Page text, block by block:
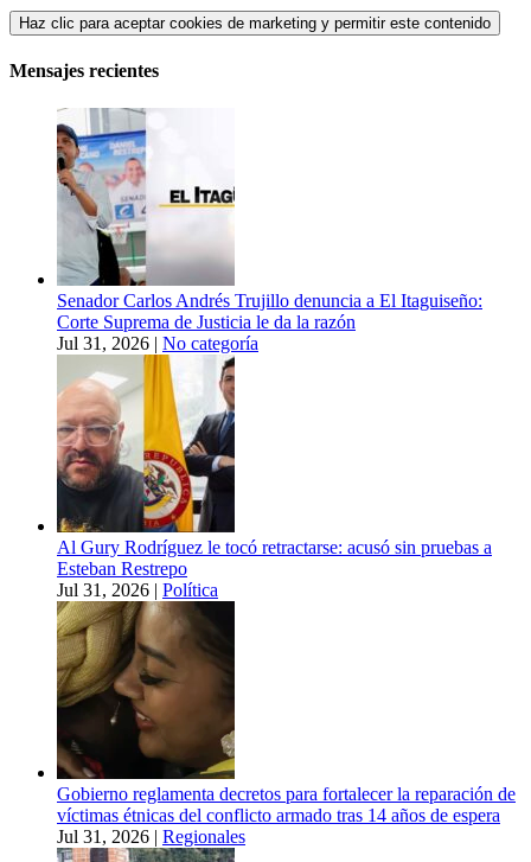
Haz clic para aceptar cookies de marketing y permitir este contenido
Mensajes recientes
Senador Carlos Andrés Trujillo denuncia a El Itaguiseño:
Corte Suprema de Justicia le da la razón
Jul 31, 2026 | No categoría
Al Gury Rodríguez le tocó retractarse: acusó sin pruebas a
Esteban Restrepo
Jul 31, 2026 | Política
Gobierno reglamenta decretos para fortalecer la reparación de
víctimas étnicas del conflicto armado tras 14 años de espera
Jul 31, 2026 | Regionales